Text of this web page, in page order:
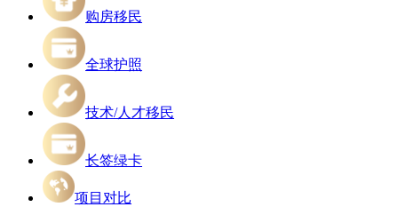
购房移民
全球护照
技术/人才移民
长签绿卡
项目对比